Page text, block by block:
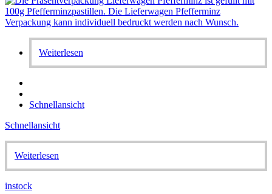
Weiterlesen
Schnellansicht
Schnellansicht
Weiterlesen
instock